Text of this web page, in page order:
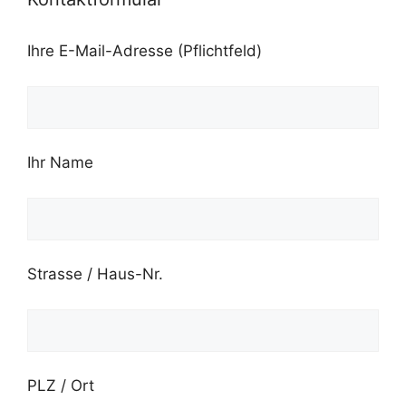
Ihre E-Mail-Adresse (Pflichtfeld)
Ihr Name
Strasse / Haus-Nr.
PLZ / Ort